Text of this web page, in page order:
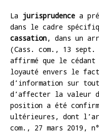
La jurisprudence a
dans le cadre
cassation, dans un
(Cass. com., 13 sept.
affirmé que le cédant
loyauté envers le
d’information sur
d’affecter la valeur
position a été
ultérieures, dont
com., 27 mars 2019,